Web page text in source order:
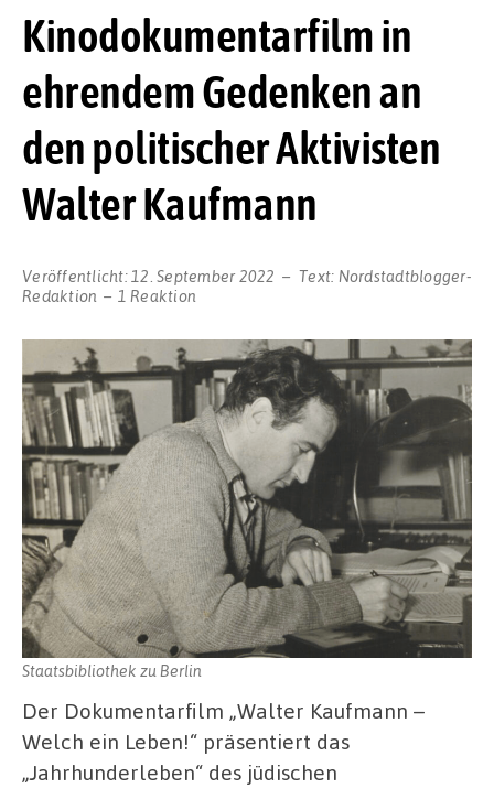
Kinodokumentarfilm in
ehrendem Gedenken an
den politischer Aktivisten
Walter Kaufmann
Veröffentlicht: 12. September 2022 Text: Nordstadtblogger-
Redaktion
1 Reaktion
Staatsbibliothek zu Berlin
Der Dokumentarfilm „Walter Kaufmann –
Welch ein Leben!“ präsentiert das
„Jahrhunderleben“ des jüdischen